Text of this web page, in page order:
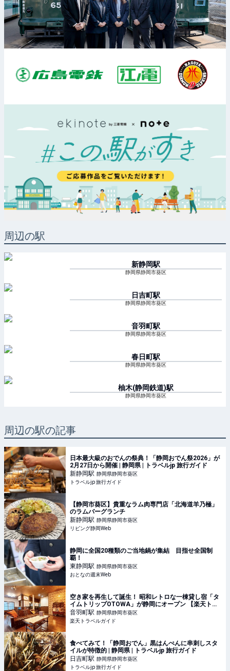
周辺の駅
新静岡駅
静岡県静岡市葵区
日吉町駅
静岡県静岡市葵区
音羽町駅
静岡県静岡市葵区
春日町駅
静岡県静岡市葵区
柚木(静岡鉄道)駅
静岡県静岡市葵区
周辺の駅の記事
日本最大級のおでんの祭典！「静岡おでん祭2026」が
2月27日から開催 | 静岡県 | トラベルjp 旅行ガイド
新静岡駅 静岡県静岡市葵区
トラベルjp 旅行ガイド
【静岡市葵区】貴重なラム肉専門店「北海道羊乃極」
のラムバーグランチ
新静岡駅 静岡県静岡市葵区
リビング静岡Web
静岡に全国20種類のご当地鍋が集結 目指せ全国制
覇！
東静岡駅 静岡県静岡市葵区
おとなの週末Web
空き家を再生して誕生！ 昭和レトロな一棟貸し宿「タ
イムトリップOTOWA」が静岡にオープン 【楽天トラ
ベル】
音羽町駅 静岡県静岡市葵区
楽天トラベルガイド
食べてみて！「静岡おでん」黒はんぺんに串刺しスタ
イルが特徴的 | 静岡県 | トラベルjp 旅行ガイド
日吉町駅 静岡県静岡市葵区
トラベルjp 旅行ガイド